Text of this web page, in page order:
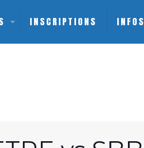
INSCRIPTIONS